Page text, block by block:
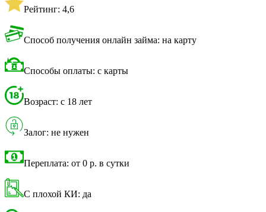
Рейтинг: 4,6
Способ получения онлайн займа: на карту
Способы оплаты: с карты
Возраст: с 18 лет
Залог: не нужен
Переплата: от 0 р. в сутки
С плохой КИ: да